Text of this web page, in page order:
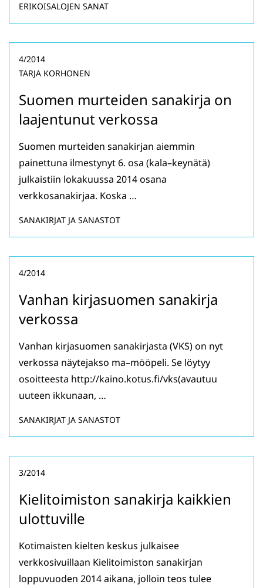
ERIKOISALOJEN SANAT
Suomen murteiden sanakirja on
laajentunut verkossa
4/2014
TARJA KORHONEN
Suomen murteiden sanakirjan aiemmin
painettuna ilmestynyt 6. osa (kala–keynätä)
julkaistiin lokakuussa 2014 osana
verkkosanakirjaa. Koska …
SANAKIRJAT JA SANASTOT
Vanhan kirjasuomen sanakirja
verkossa
4/2014
Vanhan kirjasuomen sanakirjasta (VKS) on nyt
verkossa näytejakso ma–mööpeli. Se löytyy
osoitteesta http://kaino.kotus.fi/vks(avautuu
uuteen ikkunaan, …
SANAKIRJAT JA SANASTOT
Kielitoimiston sanakirja kaikkien
ulottuville
3/2014
Kotimaisten kielten keskus julkaisee
verkkosivuillaan Kielitoimiston sanakirjan
loppuvuoden 2014 aikana, jolloin teos tulee